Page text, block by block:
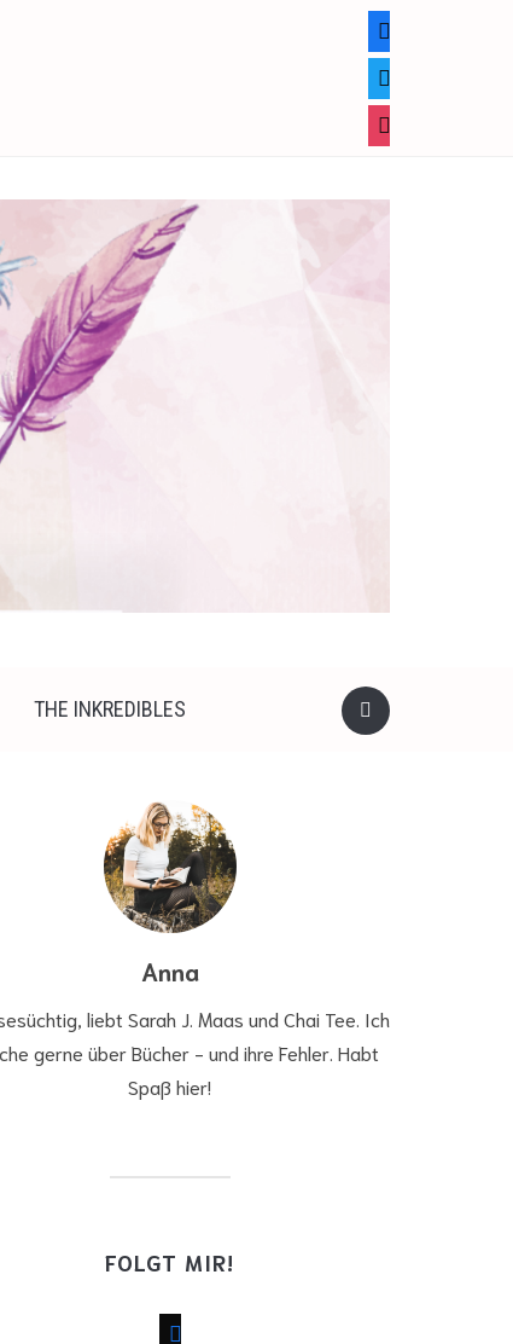
THE INKREDIBLES
Anna
liebt Sarah J. Maas und Chai Tee. Ich
gerne über Bücher - und ihre Fehler. Habt
Spaß hier!
FOLGT MIR!
facebook